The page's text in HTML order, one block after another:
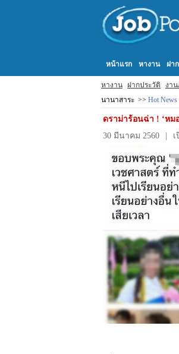
หางาน ฝากประวัติ งา
หน้าแรก หางาน ฝา
นานาสาระ >> Hot News
ดราม่าร้อนฉ่า ! ‘หม
30 มีนาคม 2560